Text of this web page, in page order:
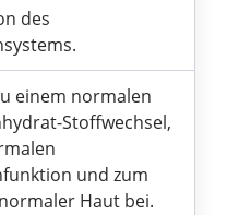
des
einem normalen
Stoffwechsel,
und zum
Haut bei.